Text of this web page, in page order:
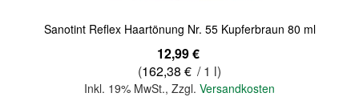
Sanotint Reflex Haartönung Nr. 55 Kupferbraun 80 ml
12,99 €
(162,38 € / 1 l)
Inkl. 19% MwSt., Zzgl. Versandkosten